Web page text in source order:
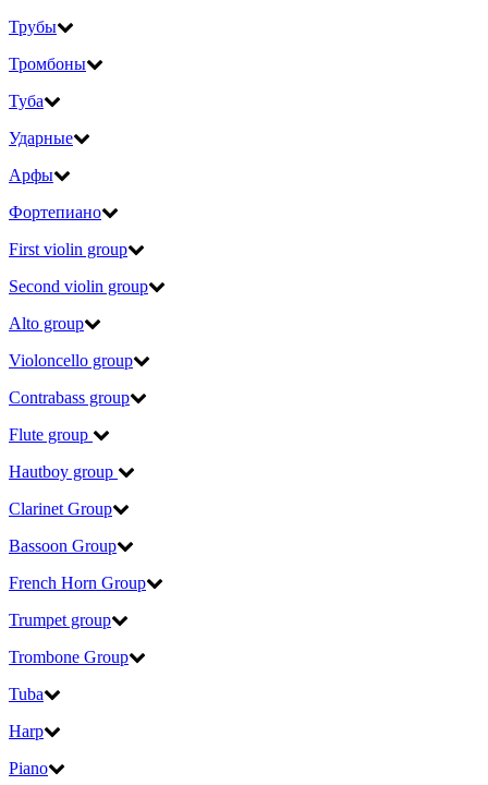
Трубы
Тромбоны
Туба
Ударные
Арфы
Фортепиано
First violin group
Second violin group
Alto group
Violoncello group
Contrabass group
Flute group
Hautboy group
Clarinet Group
Bassoon Group
French Horn Group
Trumpet group
Trombone Group
Tuba
Harp
Piano